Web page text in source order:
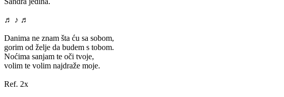
♬ ♪ ♬
Danima ne znam šta ću sa sobom,
gorim od želje da budem s tobom.
Noćima sanjam te oči tvoje,
volim te volim najdraže moje.
Ref. 2x